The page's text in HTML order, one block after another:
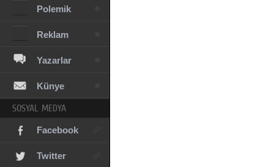
Polemik
Reklam
Yazarlar
Künye
SOSYAL MEDYA
Facebook
Twitter